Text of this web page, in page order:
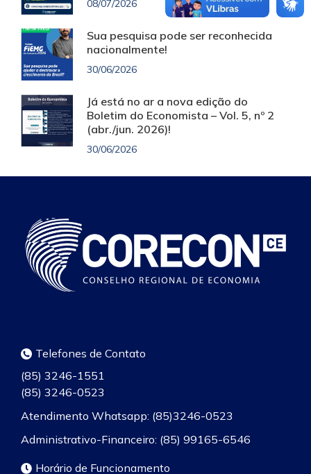
08/07/2026
Sua pesquisa pode ser reconhecida
nacionalmente!
30/06/2026
Já está no ar a nova edição do
Boletim do Economista – Vol. 5, nº 2
(abr./jun. 2026)!
30/06/2026
Telefones de Contato
(85) 3246-1551
(85) 3246-0523
Atendimento Whatsapp: (85)3246-0523
Administrativo-Financeiro: (85) 99165-6546
Horário de Funcionamento